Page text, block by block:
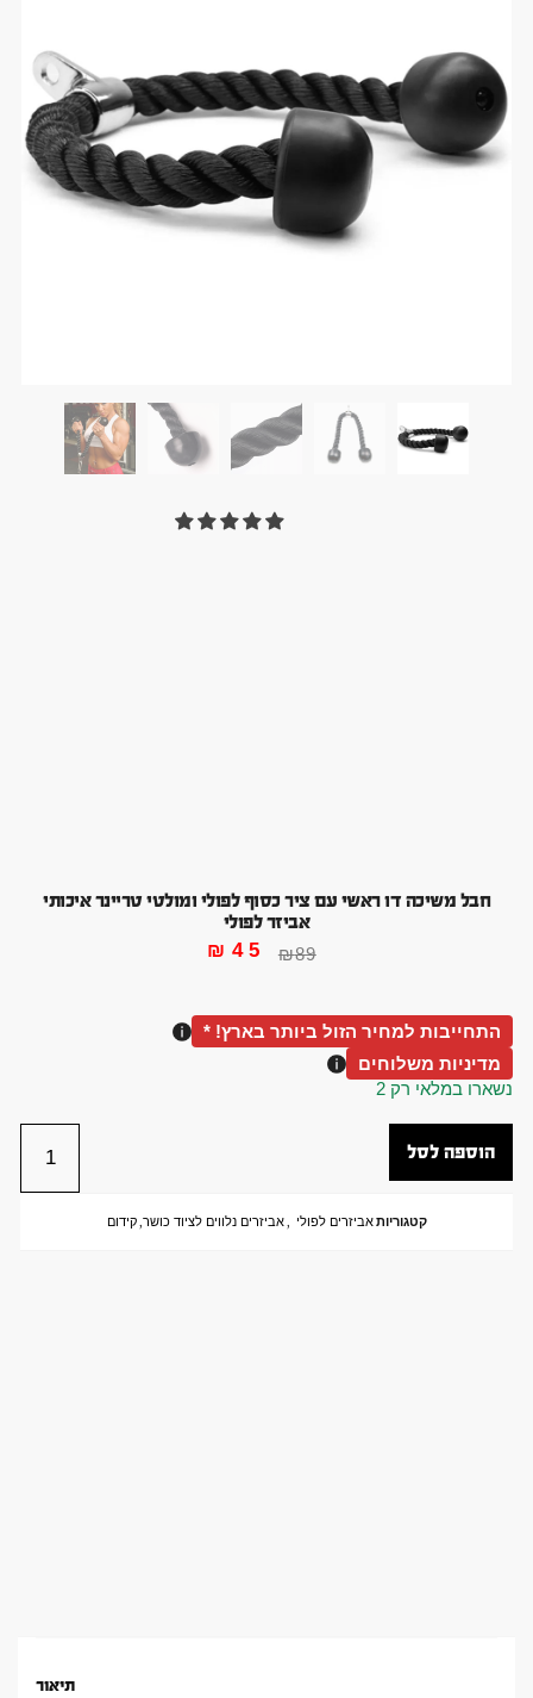
חבל משיכה דו ראשי עם ציר כסוף לפולי ומולטי טריינר איכותי
אביזר לפולי
₪89
₪ 45
התחייבות למחיר הזול ביותר בארץ! *
מדיניות משלוחים
נשארו במלאי רק 2
הוספה לסל
קטגוריות אביזרים לפולי ,אביזרים נלווים לציוד כושר,קידום
תיאור